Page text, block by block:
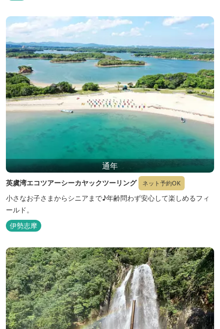
通年
英虞湾エコツアーシーカヤックツーリング ネット予約OK
小さなお子さまからシニアまで♪年齢問わず安心して楽しめるフィ
ールド。
伊勢志摩